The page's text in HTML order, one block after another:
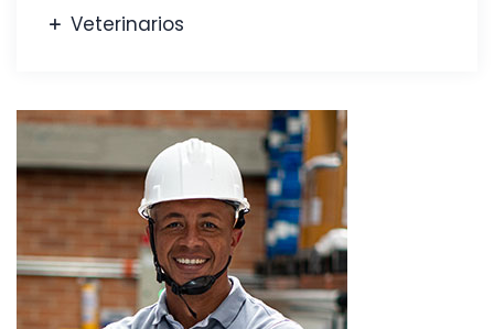
Veterinarios